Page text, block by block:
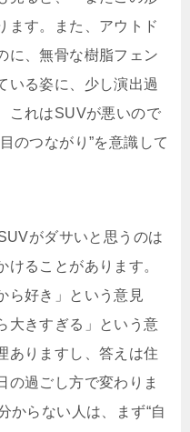
ます。また、アウトド
に、無骨な樹脂フェン
いる姿に、少し演出過
これはSUVが悪いので
のつながり”を意識して
がダサいと思うのは
けることがあります。
ら好き」という意見
大きすぎる」という意
ありますし、答えは住
の過ごし方で変わりま
からない人は、まず“自